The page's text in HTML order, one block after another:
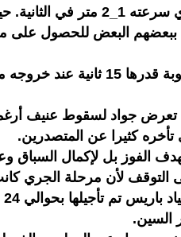
العائمة الثانية في مواجهة تيار مائي
ببعضهم البعض للحصول على
نتيجة لذلك تعرض جواد عبد المولى
تعرض جواد لسقوط عنيف
تأخره كثيرا عن المتصدرين.
الفوز بل لإكمال السباق
السين.